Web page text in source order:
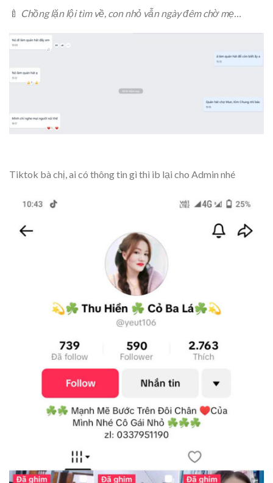
🍼 Chồng lặn lội tìm về, con nhỏ vẫn ngày đêm chờ mẹ…
Tiktok bà chị, ai có thông tin gì thì ib lại cho Admin nhé